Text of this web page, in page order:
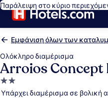
Παράλειψη στο κύριο
Εμφάνιση όλων των
Ολόκληρο διαμέρισμα
Arroios Concept
Κατάλυμα
με
Υπάρχει διαμέρισμα σε βολική